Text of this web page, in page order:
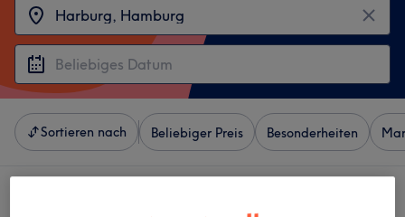
Sortieren nach Beliebiger Preis Besonderheiten